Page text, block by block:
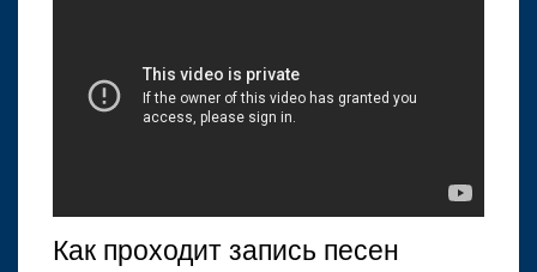
Как проходит запись песен